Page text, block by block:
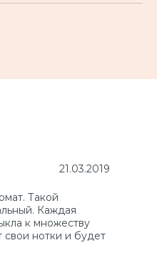
21.03.2019
Такой
Каждая
к множеству
свои нотки и будет